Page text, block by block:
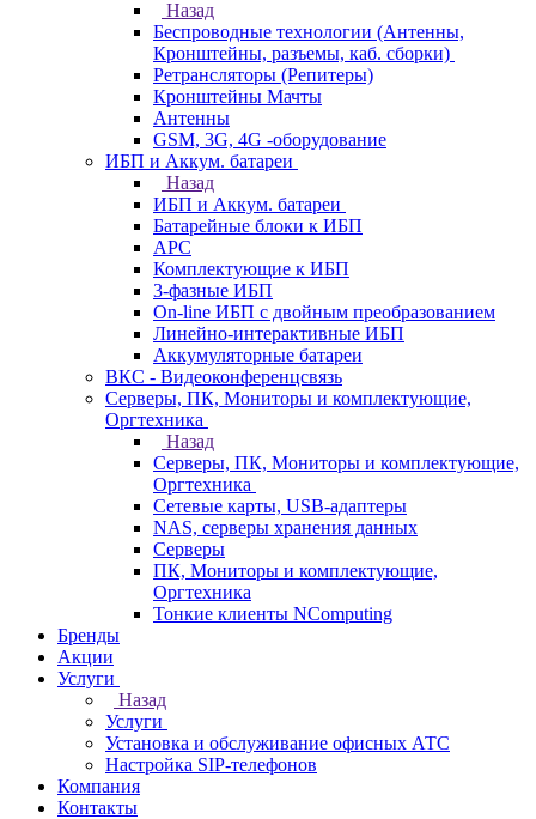
Назад
Беспроводные технологии (Антенны,
Кронштейны, разъемы, каб. сборки)
Ретрансляторы (Репитеры)
Кронштейны Мачты
Антенны
GSM, 3G, 4G -оборудование
ИБП и Аккум. батареи
Назад
ИБП и Аккум. батареи
Батарейные блоки к ИБП
APC
Комплектующие к ИБП
3-фазные ИБП
On-line ИБП с двойным преобразованием
Линейно-интерактивные ИБП
Аккумуляторные батареи
ВКС - Видеоконференцсвязь
Серверы, ПК, Мониторы и комплектующие,
Оргтехника
Назад
Серверы, ПК, Мониторы и комплектующие,
Оргтехника
Сетевые карты, USB-адаптеры
NAS, серверы хранения данных
Серверы
ПК, Мониторы и комплектующие,
Оргтехника
Тонкие клиенты NComputing
Бренды
Акции
Услуги
Назад
Услуги
Установка и обслуживание офисных АТС
Настройка SIP-телефонов
Компания
Контакты